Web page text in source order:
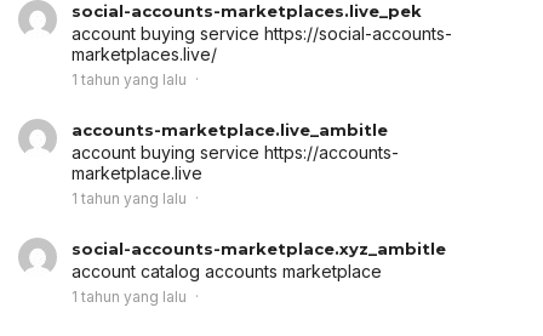
social-accounts-marketplaces.live_pek
account buying service https://social-accounts-
marketplaces.live/
1 tahun yang lalu
accounts-marketplace.live_ambitle
account buying service https://accounts-
marketplace.live
1 tahun yang lalu
social-accounts-marketplace.xyz_ambitle
account catalog accounts marketplace
1 tahun yang lalu